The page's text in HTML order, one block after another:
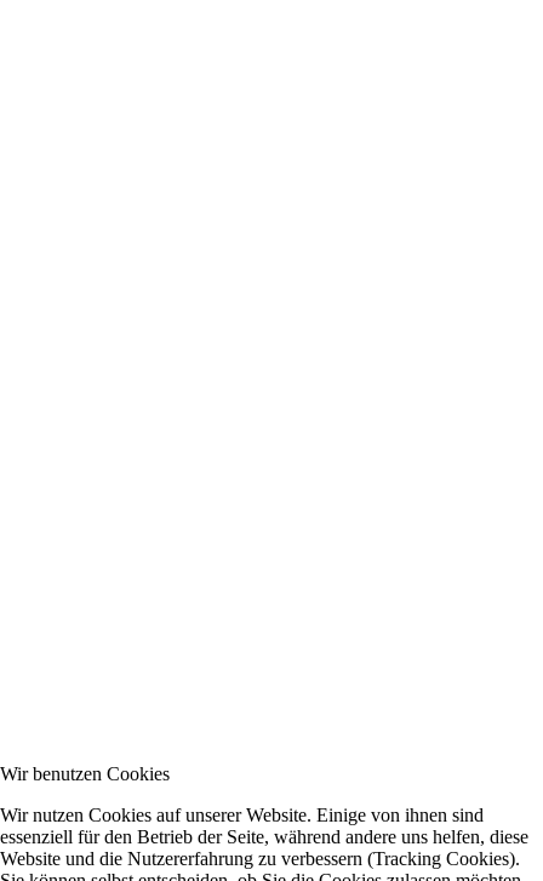
Wir benutzen Cookies
Wir nutzen Cookies auf unserer Website. Einige von ihnen sind
essenziell für den Betrieb der Seite, während andere uns helfen, diese
Website und die Nutzererfahrung zu verbessern (Tracking Cookies).